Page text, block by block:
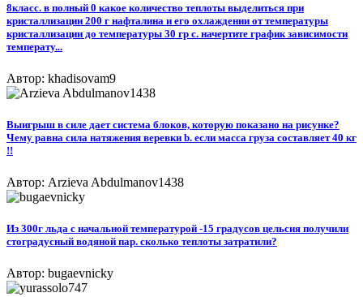
8класс. в полный 0 какое количество теплоты выделиться при
кристаллизации 200 г нафталина и его охлаждении от температуры
кристаллизации до температуры 30 гр с. начертите график зависимости
температу...
Автор: khadisovam9
Выигрыш в силе дает система блоков, которую показано на рисунке?
Чему равна сила натяжения веревки b. если масса груза составляет 40 кг
!!​
Автор: Arzieva Abdulmanov1438
Из 300г льда с начальной температурой -15 градусов цельсия получили
стоградусный водяной пар. сколько теплоты затратили?
Автор: bugaevnicky